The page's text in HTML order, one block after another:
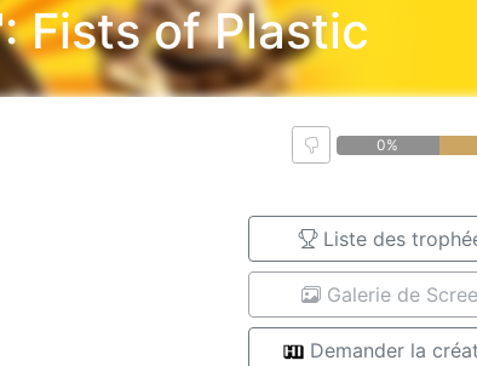
Fists of Plastic
0%
Liste des
Galerie de
Demander la